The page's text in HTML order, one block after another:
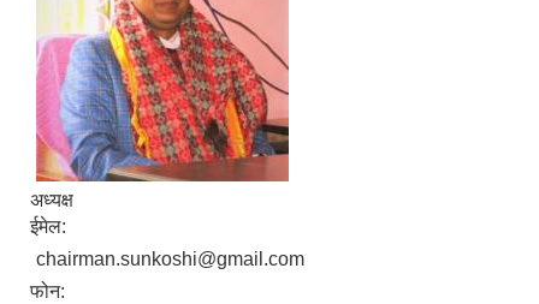
अध्यक्ष
ईमेल:
chairman.sunkoshi@gmail.com
फोन: